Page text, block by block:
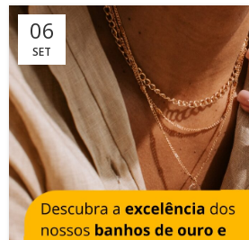
06
SET